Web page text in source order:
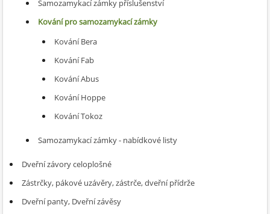
Samozamykací zámky příslušenství
Kování pro samozamykací zámky
Kování Bera
Kování Fab
Kování Abus
Kování Hoppe
Kování Tokoz
Samozamykací zámky - nabídkové listy
Dveřní závory celoplošné
Zástrčky, pákové uzávěry, zástrče, dveřní přídrže
Dveřní panty, Dveřní závěsy